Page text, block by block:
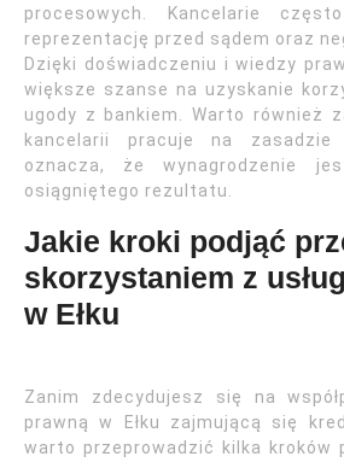
procesowych. Kancelarie
reprezentację przed sądem oraz
Dzięki doświadczeniu i wiedzy
większe szanse na uzyskanie
ugody z bankiem. Warto również
kancelarii pracuje na
oznacza, że wynagrodzenie
osiągniętego rezultatu.
Jakie kroki podjąć
skorzystaniem z
w Ełku
Zanim zdecydujesz się na
prawną w Ełku zajmującą się
warto przeprowadzić kilka kroków